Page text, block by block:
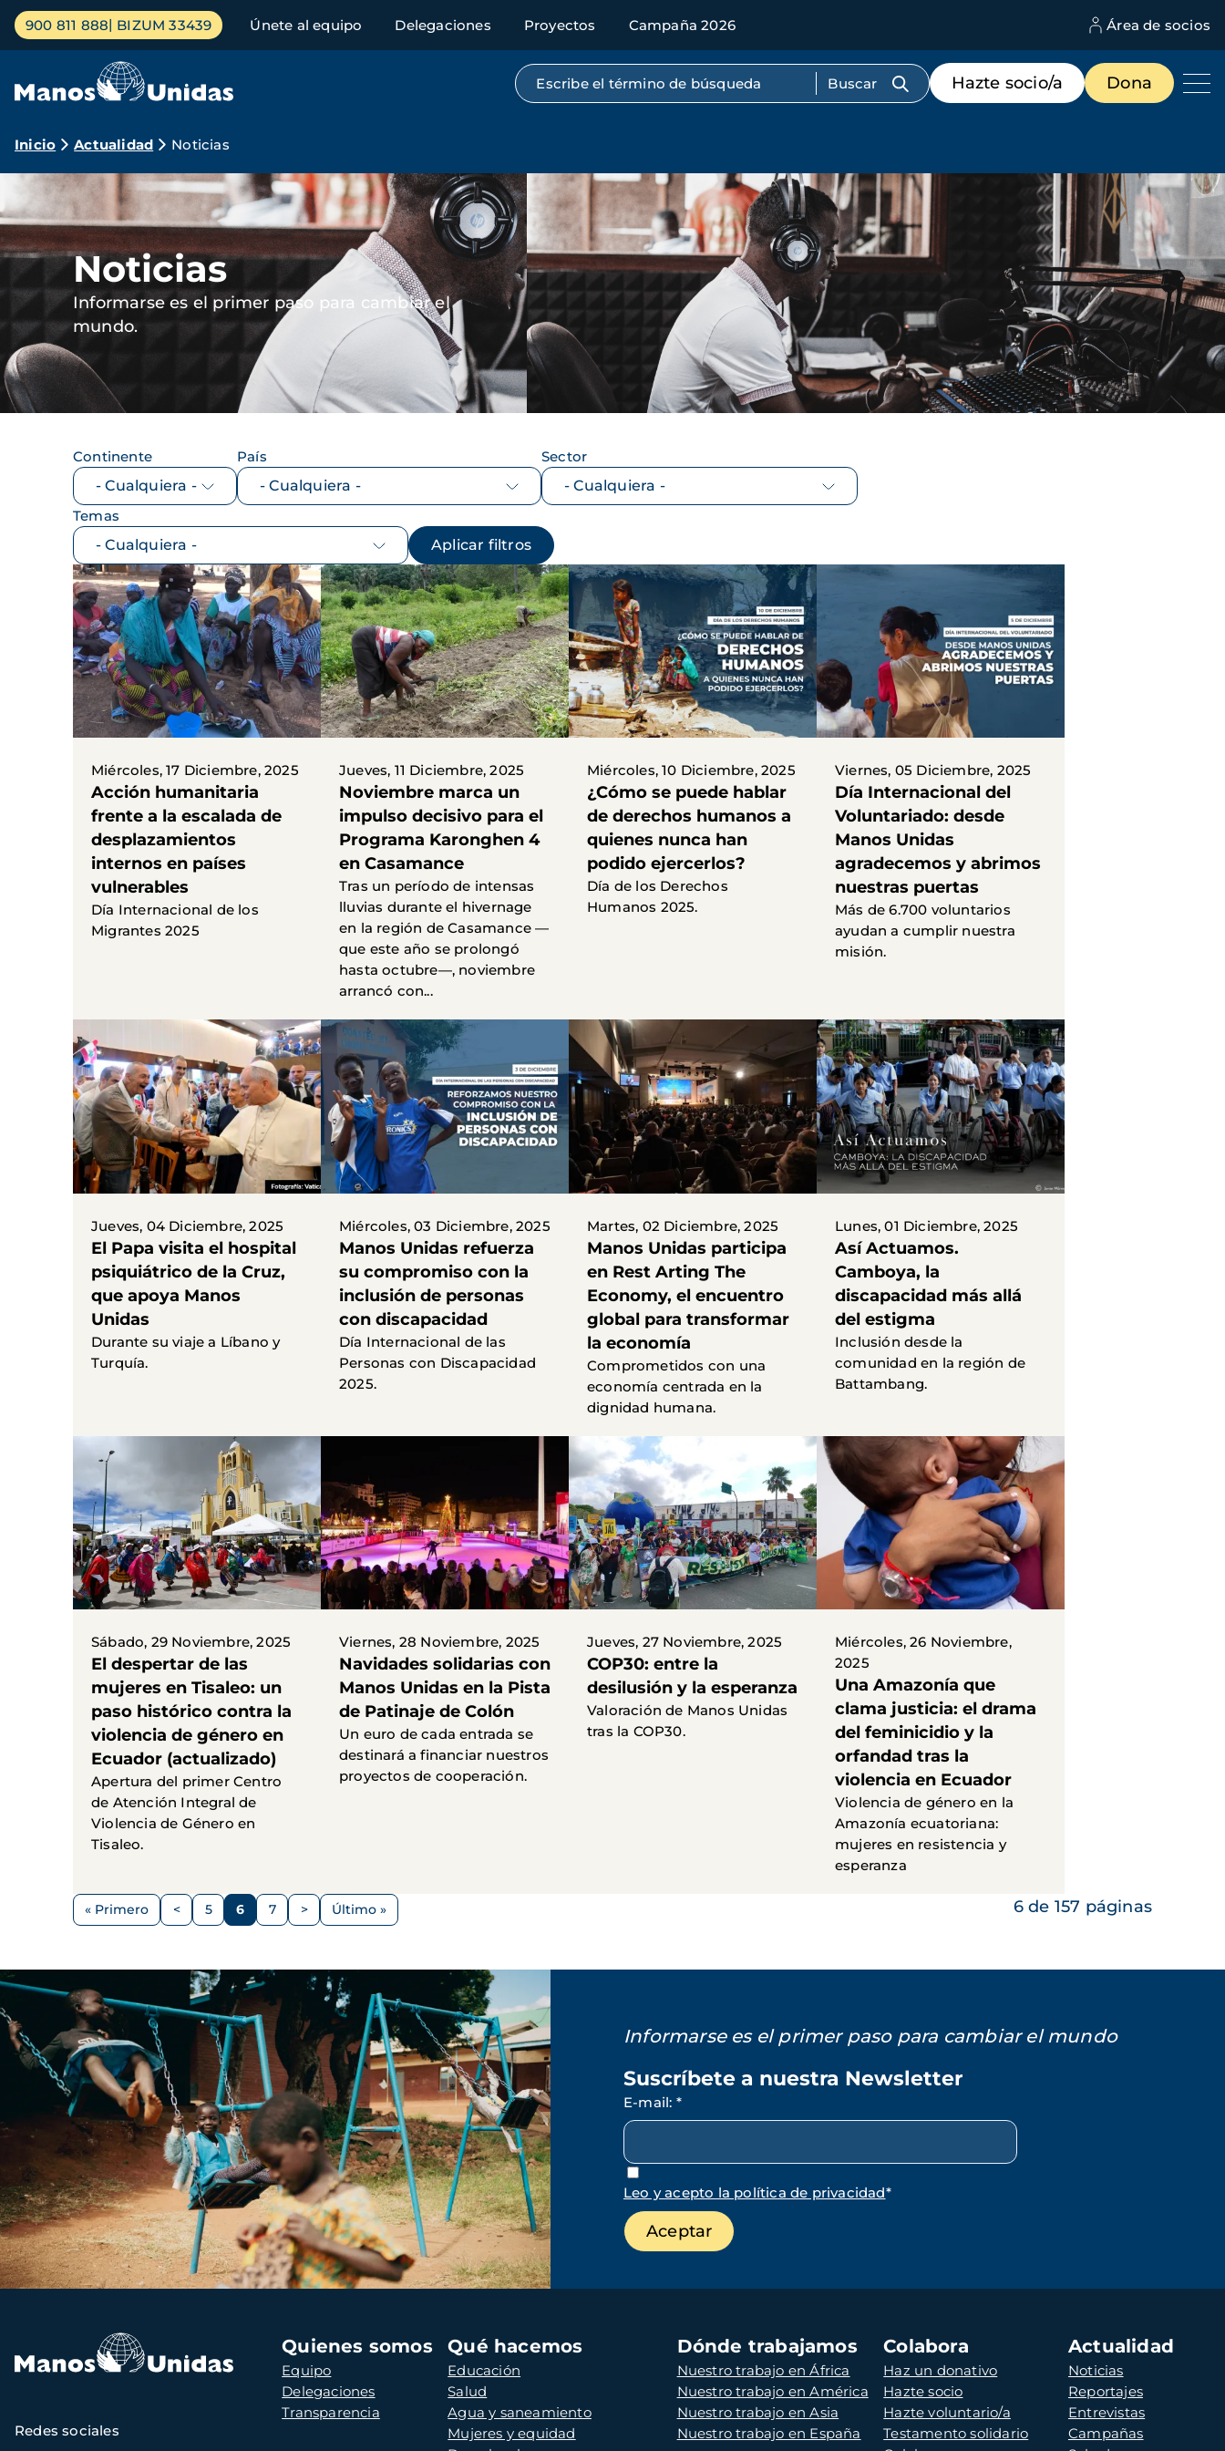
Pasar
contenido
Menú
principal
900 811 888 BIZUM 33439 Únete al equipo Delegaciones Proyectos Campaña 2026 Área de socios
Búsqueda por texto completo
Menú
de
destacados
Hazte socio/a Dona
Ruta
de
navegación
Inicio Actualidad Noticias
Imagen Imagen
Noticias
Informarse es el primer paso para cambiar el
mundo.
Continente País Sector
Temas
Miércoles, 17 Diciembre, 2025
Acción humanitaria
frente a la escalada de
desplazamientos
internos en países
vulnerables
Día Internacional de los
Migrantes 2025
Jueves, 11 Diciembre, 2025
Noviembre marca un
impulso decisivo para el
Programa Karonghen 4
en Casamance
Tras un período de intensas
lluvias durante el hivernage
en la región de Casamance —
que este año se prolongó
hasta octubre—, noviembre
arrancó con...
Miércoles, 10 Diciembre, 2025
¿Cómo se puede hablar
de derechos humanos a
quienes nunca han
podido ejercerlos?
Día de los Derechos
Humanos 2025.
Viernes, 05 Diciembre, 2025
Día Internacional del
Voluntariado: desde
Manos Unidas
agradecemos y abrimos
nuestras puertas
Más de 6.700 voluntarios
ayudan a cumplir nuestra
misión.
Jueves, 04 Diciembre, 2025
El Papa visita el hospital
psiquiátrico de la Cruz,
que apoya Manos
Unidas
Durante su viaje a Líbano y
Turquía.
Miércoles, 03 Diciembre, 2025
Manos Unidas refuerza
su compromiso con la
inclusión de personas
con discapacidad
Día Internacional de las
Personas con Discapacidad
2025.
Martes, 02 Diciembre, 2025
Manos Unidas participa
en Rest Arting The
Economy, el encuentro
global para transformar
la economía
Comprometidos con una
economía centrada en la
dignidad humana.
Lunes, 01 Diciembre, 2025
Así Actuamos.
Camboya, la
discapacidad más allá
del estigma
Inclusión desde la
comunidad en la región de
Battambang.
Sábado, 29 Noviembre, 2025
El despertar de las
mujeres en Tisaleo: un
paso histórico contra la
violencia de género en
Ecuador (actualizado)
Apertura del primer Centro
de Atención Integral de
Violencia de Género en
Tisaleo.
Viernes, 28 Noviembre, 2025
Navidades solidarias con
Manos Unidas en la Pista
de Patinaje de Colón
Un euro de cada entrada se
destinará a financiar nuestros
proyectos de cooperación.
Jueves, 27 Noviembre, 2025
COP30: entre la
desilusión y la esperanza
Valoración de Manos Unidas
tras la COP30.
Miércoles, 26 Noviembre,
2025
Una Amazonía que
clama justicia: el drama
del feminicidio y la
orfandad tras la
violencia en Ecuador
Violencia de género en la
Amazonía ecuatoriana:
mujeres en resistencia y
esperanza
Paginación
Primera
« Primero
Página
< Página
5 Página
6 Página
7
Siguiente
>
Última
Último » 6 de 157 páginas
Informarse es el primer paso para cambiar el mundo
Suscríbete a nuestra Newsletter
E-mail: *
Leo y acepto la política de privacidad*
Navegación
principal
Quienes somos
Equipo
Delegaciones
Transparencia
Qué hacemos
Educación
Salud
Agua y saneamiento
Mujeres y equidad
Dónde trabajamos
Nuestro trabajo en África
Nuestro trabajo en América
Nuestro trabajo en Asia
Nuestro trabajo en España
Colabora
Haz un donativo
Hazte socio
Hazte voluntario/a
Testamento solidario
Actualidad
Noticias
Reportajes
Entrevistas
Campañas
Redes sociales